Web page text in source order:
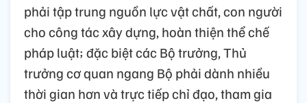
phải tập trung nguồn lực vật chất, con người
cho công tác xây dựng, hoàn thiện thể chế
pháp luật; đặc biệt các Bộ trưởng, Thủ
trưởng cơ quan ngang Bộ phải dành nhiều
thời gian hơn và trực tiếp chỉ đạo, tham gia